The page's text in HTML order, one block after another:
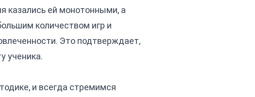
казались ей монотонными, а
количеством игр и
Это подтверждает,
ученика.
и всегда стремимся